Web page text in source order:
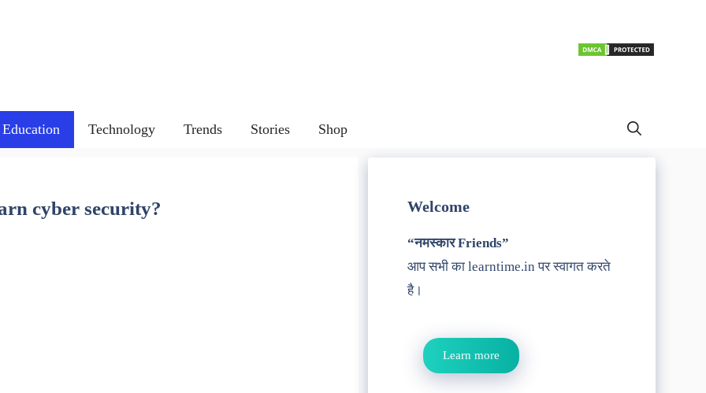
Education Technology Trends Stories Shop
cyber security? Welcome
“नमस्कार Friends”
आप सभी का learntime.in पर स्वागत करते
है।
Learn more